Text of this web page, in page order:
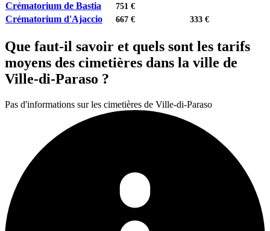
Crématorium de Bastia
751 €
Crématorium d'Ajaccio 667 € 333 €
Que faut-il savoir et quels sont les tarifs
moyens des cimetières dans la ville de
Ville-di-Paraso ?
Pas d'informations sur les cimetières de Ville-di-Paraso